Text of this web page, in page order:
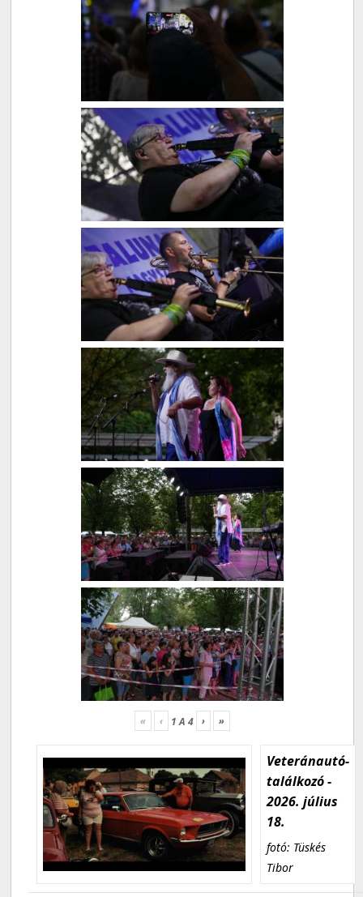
« ‹ 1A 4 › »
Veteránautó-
találkozó -
2026. július
18.
fotó: Tüskés
Tibor